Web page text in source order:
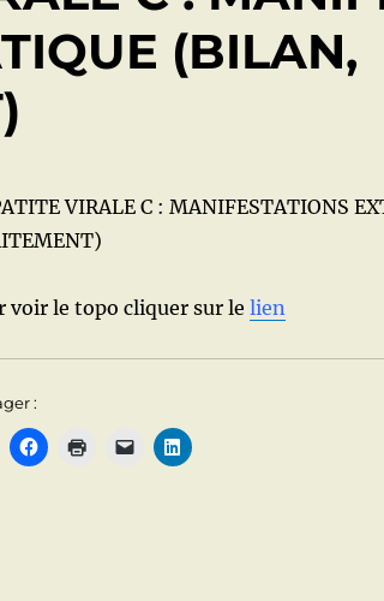
(BILAN,
VIRALE C : MANIFESTATIONS
voir le topo cliquer sur le lien
: